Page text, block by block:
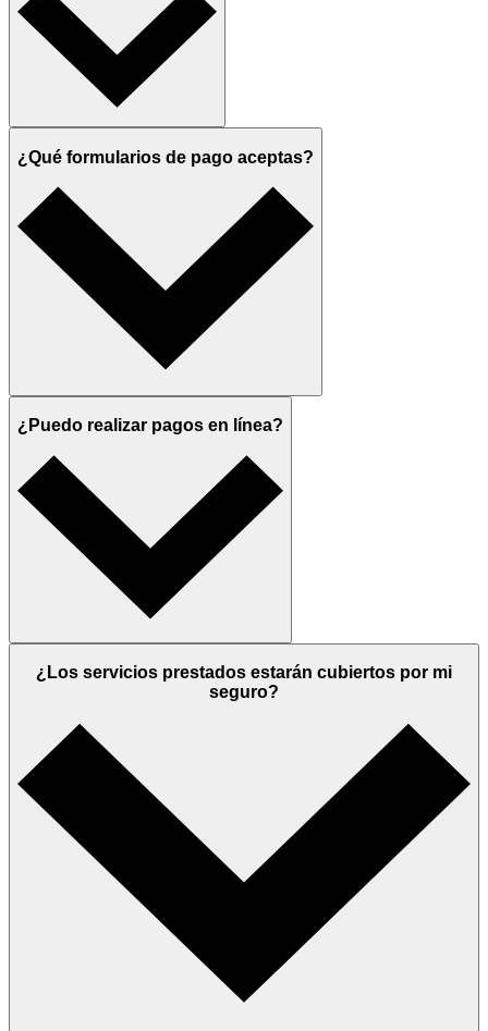
¿Qué formularios de pago aceptas?
¿Puedo realizar pagos en línea?
¿Los servicios prestados estarán cubiertos por mi
seguro?